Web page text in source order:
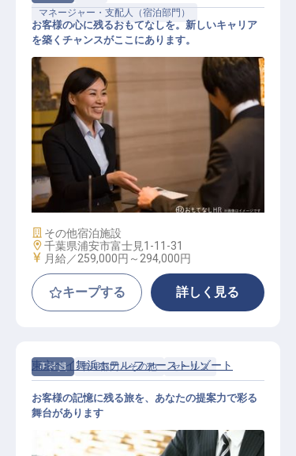
マネージャー・支配人（宿泊部門）
MGR、キャプテン、チーフクラス（
宿泊）
お客様の心に残るおもてなしを。新しいキャリア
を築くチャンスがここにあります。
施設業態
その他宿泊施設
勤務地
千葉県浦安市富士見1-11-31
給与
月給／259,000円～ 294,000円
キープする 詳しく見る
正社員 管理部門・その他 セールス
東京ベイ舞浜ホテル ファーストリゾート
お客様の記憶に残る旅を、あなたの提案力で彩る
舞台があります